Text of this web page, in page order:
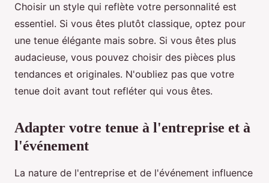
Choisir un style qui reflète votre personnalité est
essentiel. Si vous êtes plutôt classique, optez pour
une tenue élégante mais sobre. Si vous êtes plus
audacieuse, vous pouvez choisir des pièces plus
tendances et originales. N'oubliez pas que votre
tenue doit avant tout refléter qui vous êtes.
Adapter votre tenue à l'entreprise et à
l'événement
La nature de l'entreprise et de l'événement influence